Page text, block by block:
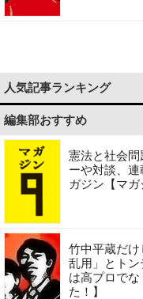
人気記事ランキング
編集部おすすめ
憲法と社会問
ーや対談、
ガジン【マガ
竹中平蔵だ
乱用」とト
は高プロで
た！】